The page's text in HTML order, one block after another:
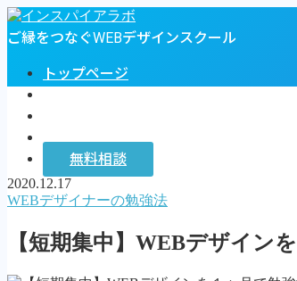
ご縁をつなぐWEBデザインスクール
トップページ
インスパイアラボ
無料相談
MENU
プロフィール
2020.12.17
WEBデザイナーの勉強法
【短期集中】WEBデザイン